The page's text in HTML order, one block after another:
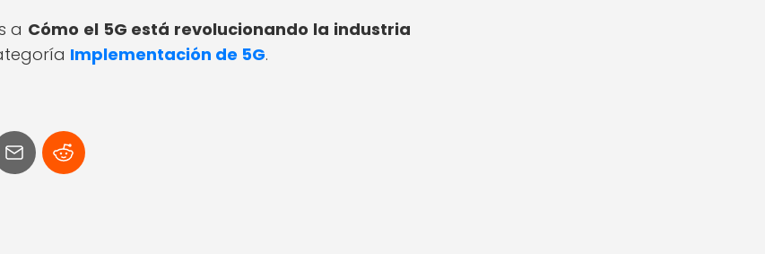
a Cómo el 5G está revolucionando la industria
Implementación de 5G.